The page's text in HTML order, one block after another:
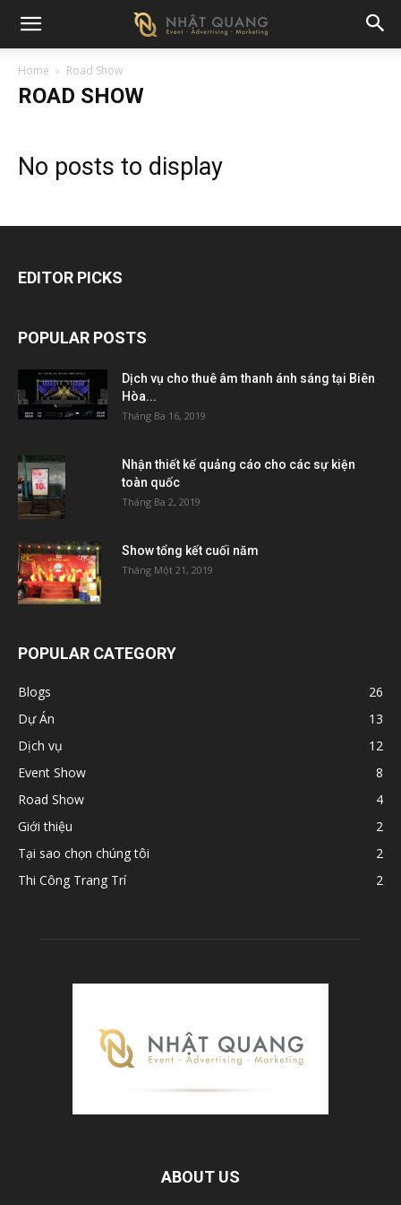
Home Road Show
ROAD SHOW
No posts to display
EDITOR PICKS
POPULAR POSTS
Dịch vụ cho thuê âm thanh ánh sáng tại Biên
Hòa...
Tháng Ba 16, 2019
Nhận thiết kế quảng cáo cho các sự kiện
toàn quốc
Tháng Ba 2, 2019
Show tổng kết cuối năm
Tháng Một 21, 2019
POPULAR CATEGORY
Blogs
26
Dự Án
13
Dịch vụ
12
Event Show
8
Road Show
4
Giới thiệu
2
Tại sao chọn chúng tôi
2
Thi Công Trang Trí
2
ABOUT US